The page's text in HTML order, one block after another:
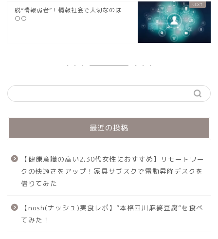
脱”情報弱者”！情報社会で大切なのは
○○
最近の投稿
【健康意識の高い2,30代女性におすすめ】リモートワー
クの快適さをアップ！家具サブスクで電動昇降デスクを
借りてみた
【nosh(ナッシュ)実食レポ】”本格四川麻婆豆腐”を食べ
てみた！